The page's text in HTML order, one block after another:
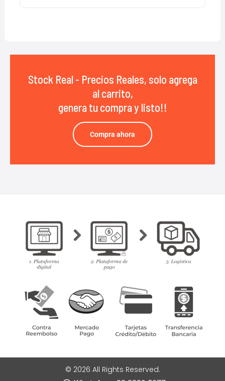
Stock Real - Precios Reales, solo agrega
al carrito,
genera tu compra y listo!!
Compra ahora
© 2026 All Rights Reserved.